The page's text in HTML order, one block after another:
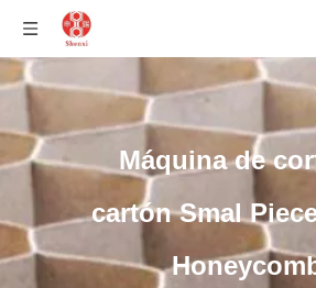
Máquina de
cartón Smal